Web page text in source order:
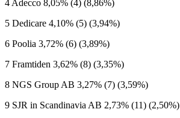
4 Adecco 8,05% (4) (8,86%)
5 Dedicare 4,10% (5) (3,94%)
6 Poolia 3,72% (6) (3,89%)
7 Framtiden 3,62% (8) (3,35%)
8 NGS Group AB 3,27% (7) (3,59%)
9 SJR in Scandinavia AB 2,73% (11) (2,50%)